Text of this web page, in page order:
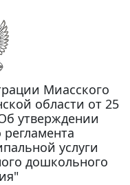
Миасского
области от 25
утверждении
услуги
дошкольного